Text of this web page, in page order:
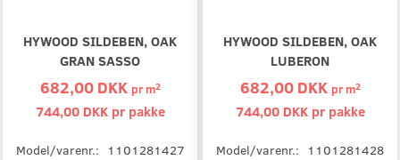
HYWOOD SILDEBEN, OAK
GRAN SASSO
682,00 DKK prm2
744,00 DKK pr pakke
Model/varenr.: 1101281427
HYWOOD SILDEBEN, OAK
LUBERON
682,00 DKK prm2
744,00 DKK pr pakke
Model/varenr.: 1101281428